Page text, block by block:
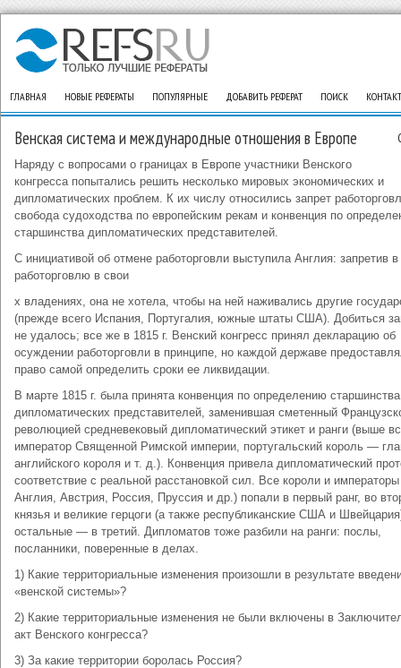
ГЛАВНАЯ НОВЫЕ РЕФЕРАТЫ ПОПУЛЯРНЫЕ ДОБАВИТЬ РЕФЕРАТ ПОИСК
Венская система и международные отношения в Европе
Наряду с вопросами о границах в Европе участники Венского
конгресса попытались решить несколько мировых экономических и
дипломатических проблем. К их числу относились запрет
свобода судоходства по европейским рекам и конвенция по
старшинства дипломатических представителей.
С инициативой об отмене работорговли выступила Англия: запретив в
работорговлю в свои
х владениях, она не хотела, чтобы на ней наживались другие
(прежде всего Испания, Португалия, южные штаты США). Добиться
не удалось; все же в 1815 г. Венский конгресс принял декларацию об
осуждении работорговли в принципе, но каждой державе
право самой определить сроки ее ликвидации.
В марте 1815 г. была принята конвенция по определению старшинства
дипломатических представителей, заменившая сметенный
революцией средневековый дипломатический этикет и ранги (выше
император Священной Римской империи, португальский король —
английского короля и т. д.). Конвенция привела дипломатический
соответствие с реальной расстановкой сил. Все короли и
Англия, Австрия, Россия, Пруссия и др.) попали в первый ранг, во
князья и великие герцоги (а также республиканские США и
остальные — в третий. Дипломатов тоже разбили на ранги: послы,
посланники, поверенные в делах.
1) Какие территориальные изменения произошли в результате
«венской системы»?
2) Какие территориальные изменения не были включены в
акт Венского конгресса?
3) За какие территории боролась Россия?